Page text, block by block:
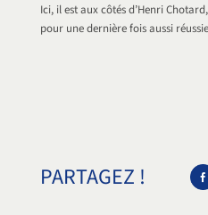
Ici, il est aux côtés d’Henri
pour une dernière fois aussi
PARTAGEZ !